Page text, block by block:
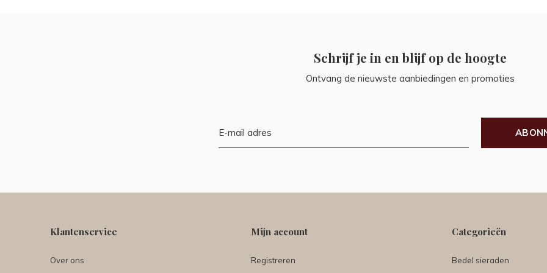
Schrijf je in en blijf op de hoogte
Ontvang de nieuwste aanbiedingen en promoties
Klantenservice
Over ons
Mijn account
Registreren
Categorieën
Bedel sieraden